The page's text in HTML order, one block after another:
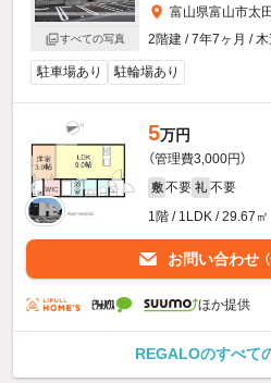
すべての写真
富山県富山市太田
2階建 / 7年7ヶ月 / 木
駐車場あり 駐輪場あり
5万円
（管理費3,000円）
敷 不要 礼 不要
1階 / 1LDK / 29.67㎡
お問い合わせ
ほか提供
REGALOのすべて